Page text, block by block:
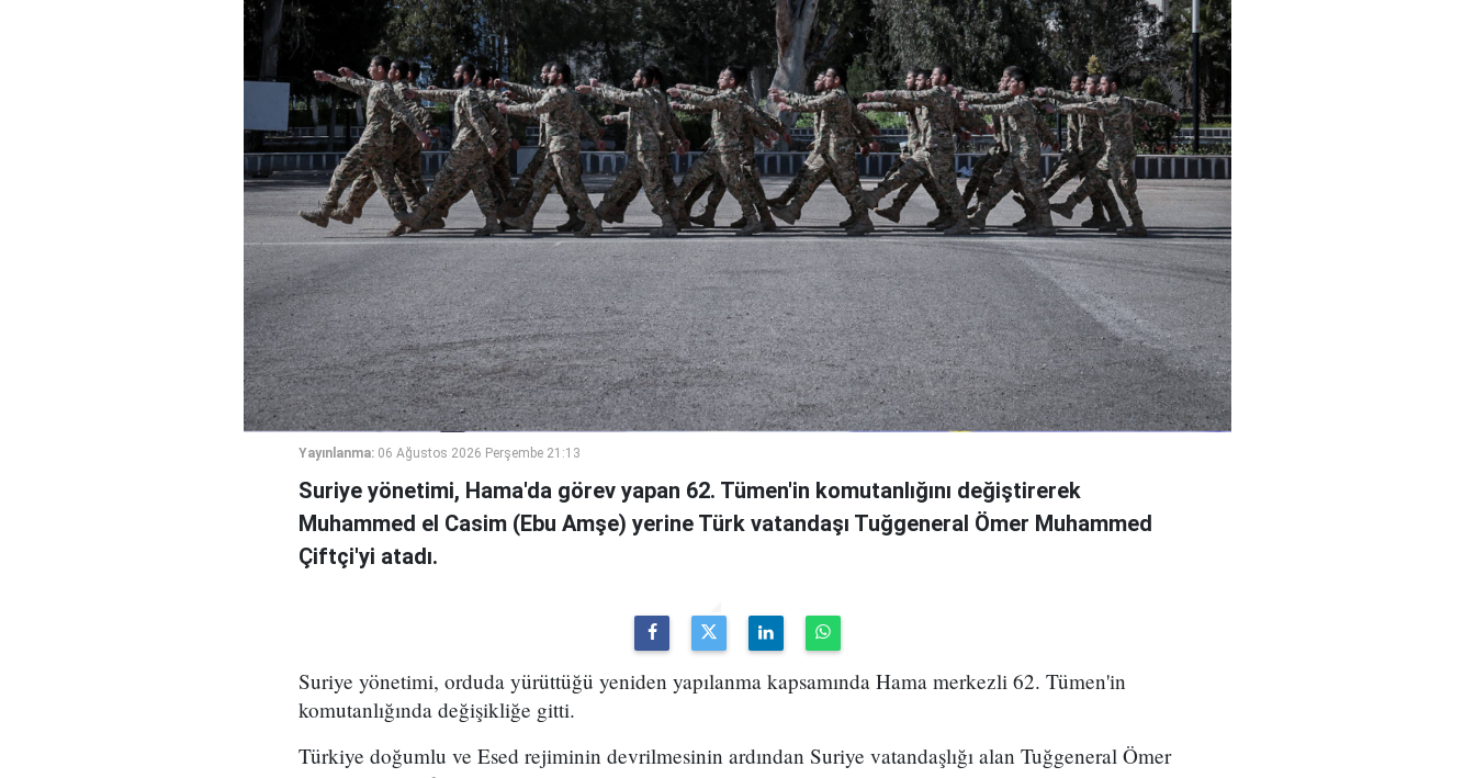
Yayınlanma: 06 Ağustos 2026 Perşembe 21:13
Suriye yönetimi, Hama'da görev yapan 62. Tümen'in komutanlığını değiştirerek
Muhammed el Casim (Ebu Amşe) yerine Türk vatandaşı Tuğgeneral Ömer Muhammed
Çiftçi'yi atadı.
Suriye yönetimi, orduda yürüttüğü yeniden yapılanma kapsamında Hama merkezli 62. Tümen'in
komutanlığında değişikliğe gitti.
Türkiye doğumlu ve Esed rejiminin devrilmesinin ardından Suriye vatandaşlığı alan Tuğgeneral Ömer